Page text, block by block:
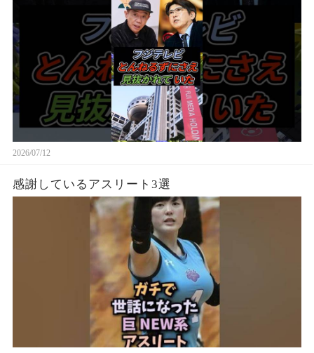
2026/07/12
感謝しているアスリート3選